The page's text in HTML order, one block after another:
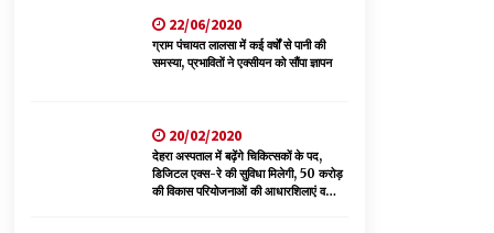
परियोजनाओं को मिली बड़ी सौगात
06/08/2026
22/06/2020
ग्राम पंचायत लालसा में कई वर्षों से पानी की
समस्या, प्रभावितों ने एक्सीयन को सौंपा ज्ञापन
20/02/2020
देहरा अस्पताल में बढ़ेंगे चिकित्सकों के पद,
डिजिटल एक्स-रे की सुविधा मिलेगी, 50 करोड़
की विकास परियोजनाओं की आधारशिलाएं व